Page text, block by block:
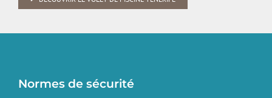
Normes de sécurité